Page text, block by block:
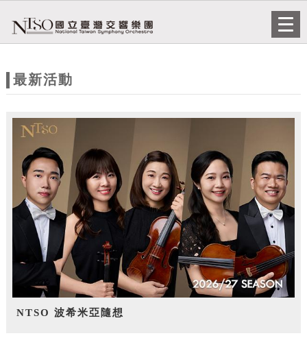
站
題
最新活動
NTSO 波希米亞隨想